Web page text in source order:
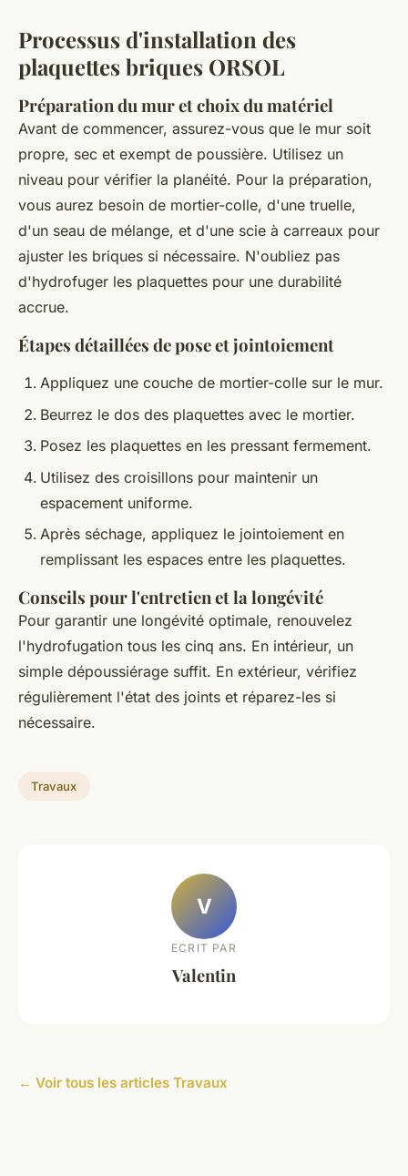
Processus d'installation des
plaquettes briques ORSOL
Préparation du mur et choix du matériel
Avant de commencer, assurez-vous que le mur soit
propre, sec et exempt de poussière. Utilisez un
niveau pour vérifier la planéité. Pour la préparation,
vous aurez besoin de mortier-colle, d'une truelle,
d'un seau de mélange, et d'une scie à carreaux pour
ajuster les briques si nécessaire. N'oubliez pas
d'hydrofuger les plaquettes pour une durabilité
accrue.
Étapes détaillées de pose et jointoiement
Appliquez une couche de mortier-colle sur le mur.
Beurrez le dos des plaquettes avec le mortier.
Posez les plaquettes en les pressant fermement.
Utilisez des croisillons pour maintenir un
espacement uniforme.
Après séchage, appliquez le jointoiement en
remplissant les espaces entre les plaquettes.
Conseils pour l'entretien et la longévité
Pour garantir une longévité optimale, renouvelez
l'hydrofugation tous les cinq ans. En intérieur, un
simple dépoussiérage suffit. En extérieur, vérifiez
régulièrement l'état des joints et réparez-les si
nécessaire.
Travaux
V
ECRIT PAR
Valentin
← Voir tous les articles Travaux